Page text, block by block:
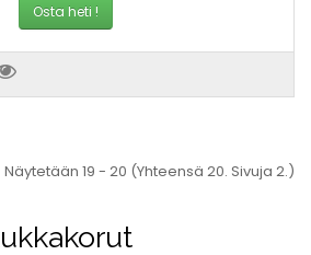
Osta heti !
Näytetään 19 - 20 (Yhteensä 20. Sivuja 2.)